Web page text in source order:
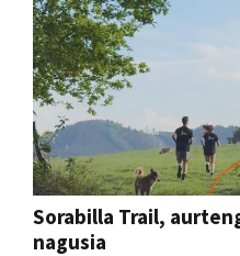
Sorabilla Trail,
nagusia